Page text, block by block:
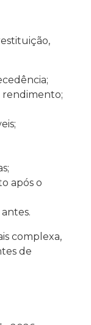
rendimento;
após o
complexa,
de